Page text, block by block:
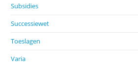
Subsidies
Successiewet
Toeslagen
Varia